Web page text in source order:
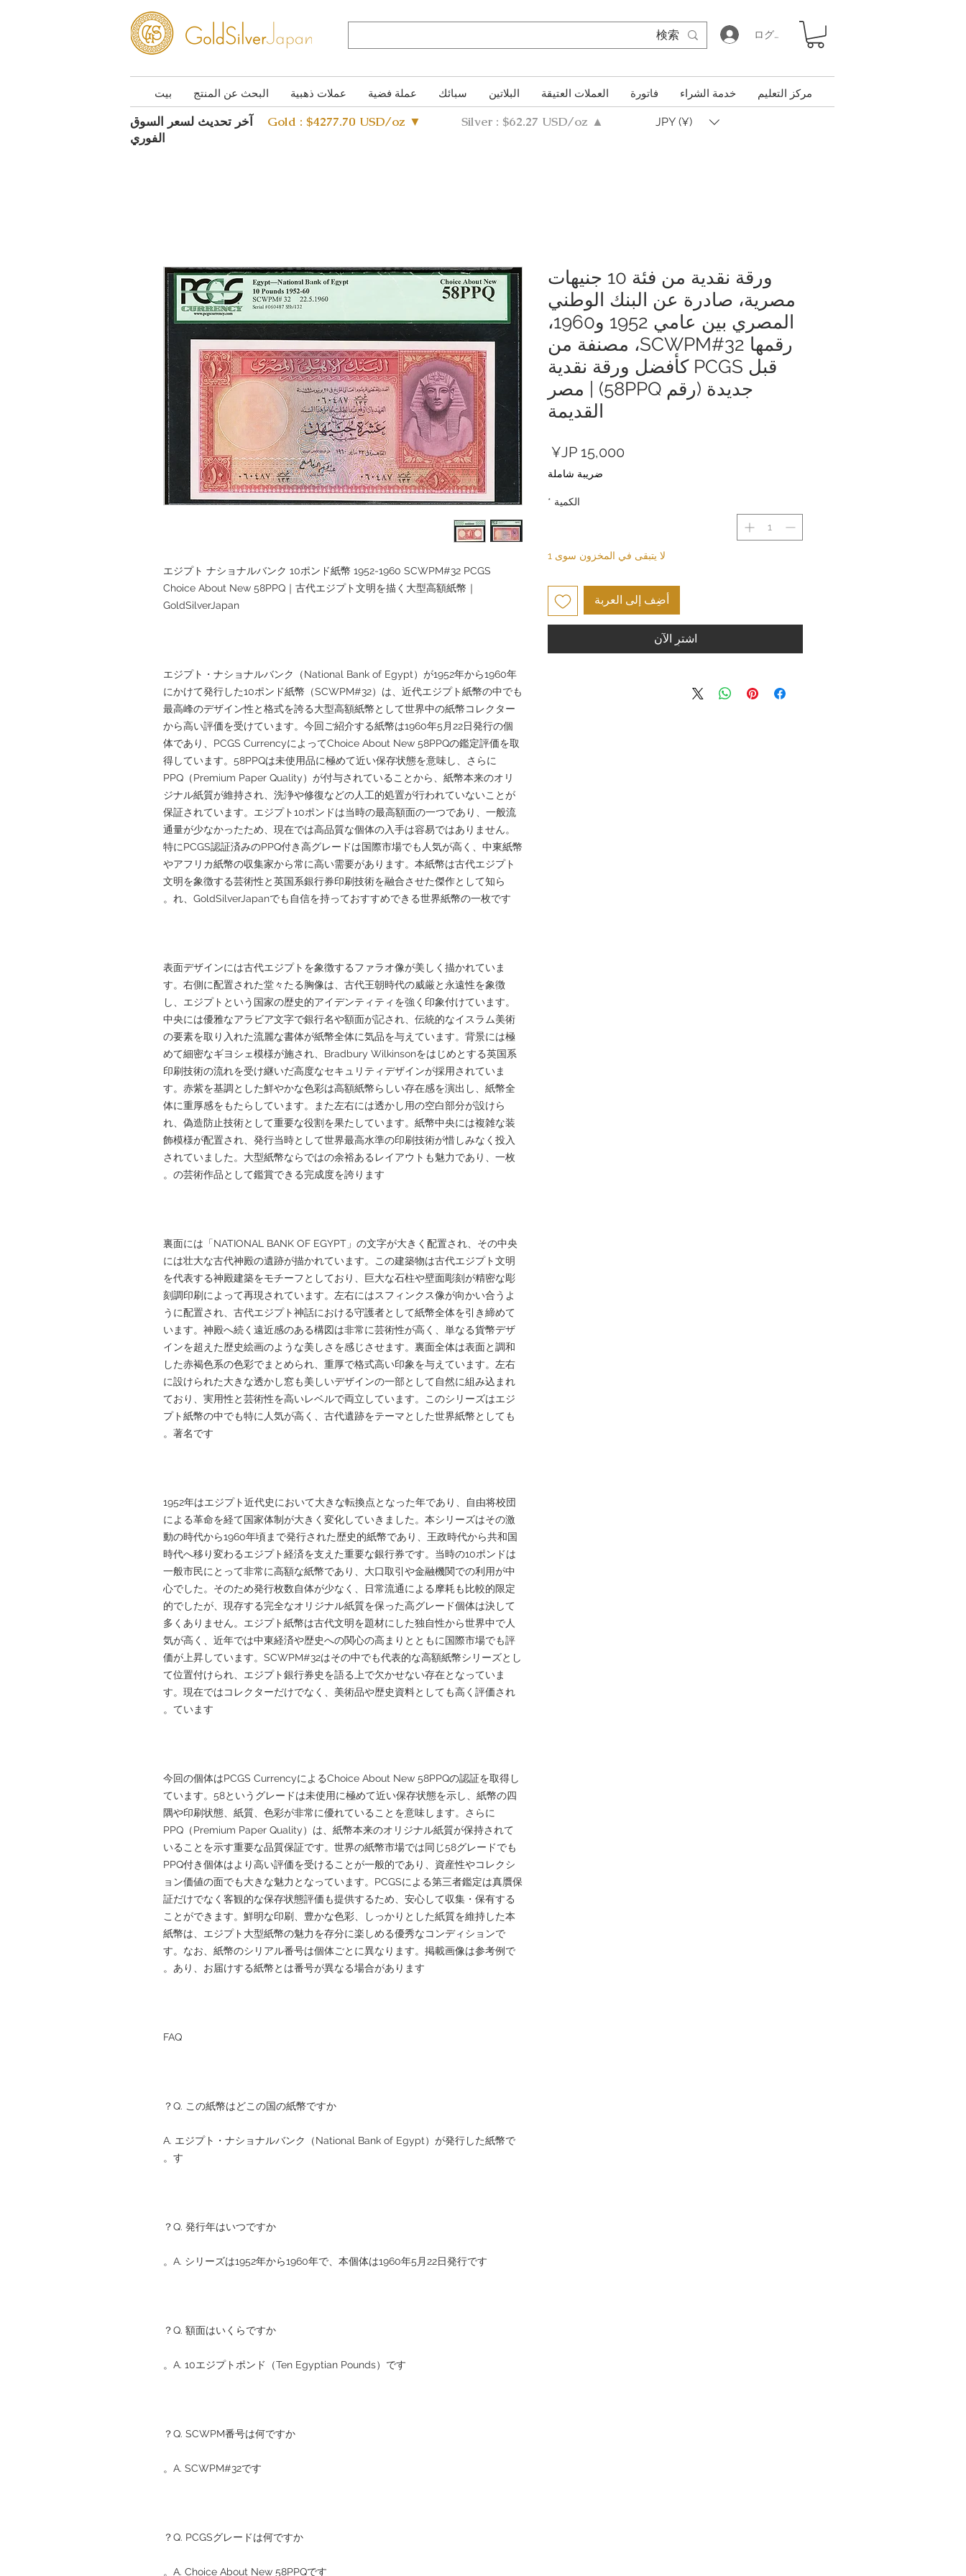
ログイン
بيت البحث عن المنتج عملات ذهبية عملة فضية سبائك البلاتين العملات العتيقة فاتورة خدمة الشراء مركز التعليم
آخر تحديث لسعر السوق
الفوري
Gold : $4277.70 USD/oz ▼ Silver : $62.27 USD/oz ▲ JPY (¥)
エジプト ナショナルバンク 10ポンド紙幣 1952-1960 SCWPM#32 PCGS
Choice About New 58PPQ｜古代エジプト文明を描く大型高額紙幣｜
GoldSilverJapan
エジプト・ナショナルバンク（National Bank of Egypt）が1952年から1960年
にかけて発行した10ポンド紙幣（SCWPM#32）は、近代エジプト紙幣の中でも
最高峰のデザイン性と格式を誇る大型高額紙幣として世界中の紙幣コレクター
から高い評価を受けています。今回ご紹介する紙幣は1960年5月22日発行の個
体であり、PCGS CurrencyによってChoice About New 58PPQの鑑定評価を取
得しています。58PPQは未使用品に極めて近い保存状態を意味し、さらに
PPQ（Premium Paper Quality）が付与されていることから、紙幣本来のオリ
ジナル紙質が維持され、洗浄や修復などの人工的処置が行われていないことが
保証されています。エジプト10ポンドは当時の最高額面の一つであり、一般流
通量が少なかったため、現在では高品質な個体の入手は容易ではありません。
特にPCGS認証済みのPPQ付き高グレードは国際市場でも人気が高く、中東紙幣
やアフリカ紙幣の収集家から常に高い需要があります。本紙幣は古代エジプト
文明を象徴する芸術性と英国系銀行券印刷技術を融合させた傑作として知ら
れ、GoldSilverJapanでも自信を持っておすすめできる世界紙幣の一枚です。
表面デザインには古代エジプトを象徴するファラオ像が美しく描かれていま
す。右側に配置された堂々たる胸像は、古代王朝時代の威厳と永遠性を象徴
し、エジプトという国家の歴史的アイデンティティを強く印象付けています。
中央には優雅なアラビア文字で銀行名や額面が記され、伝統的なイスラム美術
の要素を取り入れた流麗な書体が紙幣全体に気品を与えています。背景には極
めて細密なギヨシェ模様が施され、Bradbury Wilkinsonをはじめとする英国系
印刷技術の流れを受け継いだ高度なセキュリティデザインが採用されていま
す。赤紫を基調とした鮮やかな色彩は高額紙幣らしい存在感を演出し、紙幣全
体に重厚感をもたらしています。また左右には透かし用の空白部分が設けら
れ、偽造防止技術として重要な役割を果たしています。紙幣中央には複雑な装
飾模様が配置され、発行当時として世界最高水準の印刷技術が惜しみなく投入
されていました。大型紙幣ならではの余裕あるレイアウトも魅力であり、一枚
の芸術作品として鑑賞できる完成度を誇ります。
裏面には「NATIONAL BANK OF EGYPT」の文字が大きく配置され、その中央
には壮大な古代神殿の遺跡が描かれています。この建築物は古代エジプト文明
を代表する神殿建築をモチーフとしており、巨大な石柱や壁面彫刻が精密な彫
刻調印刷によって再現されています。左右にはスフィンクス像が向かい合うよ
うに配置され、古代エジプト神話における守護者として紙幣全体を引き締めて
います。神殿へ続く遠近感のある構図は非常に芸術性が高く、単なる貨幣デザ
インを超えた歴史絵画のような美しさを感じさせます。裏面全体は表面と調和
した赤褐色系の色彩でまとめられ、重厚で格式高い印象を与えています。左右
に設けられた大きな透かし窓も美しいデザインの一部として自然に組み込まれ
ており、実用性と芸術性を高いレベルで両立しています。このシリーズはエジ
プト紙幣の中でも特に人気が高く、古代遺跡をテーマとした世界紙幣としても
著名です。
1952年はエジプト近代史において大きな転換点となった年であり、自由将校団
による革命を経て国家体制が大きく変化していきました。本シリーズはその激
動の時代から1960年頃まで発行された歴史的紙幣であり、王政時代から共和国
時代へ移り変わるエジプト経済を支えた重要な銀行券です。当時の10ポンドは
一般市民にとって非常に高額な紙幣であり、大口取引や金融機関での利用が中
心でした。そのため発行枚数自体が少なく、日常流通による摩耗も比較的限定
的でしたが、現存する完全なオリジナル紙質を保った高グレード個体は決して
多くありません。エジプト紙幣は古代文明を題材にした独自性から世界中で人
気が高く、近年では中東経済や歴史への関心の高まりとともに国際市場でも評
価が上昇しています。SCWPM#32はその中でも代表的な高額紙幣シリーズとし
て位置付けられ、エジプト銀行券史を語る上で欠かせない存在となっていま
す。現在ではコレクターだけでなく、美術品や歴史資料としても高く評価され
ています。
今回の個体はPCGS CurrencyによるChoice About New 58PPQの認証を取得し
ています。58というグレードは未使用に極めて近い保存状態を示し、紙幣の四
隅や印刷状態、紙質、色彩が非常に優れていることを意味します。さらに
PPQ（Premium Paper Quality）は、紙幣本来のオリジナル紙質が保持されて
いることを示す重要な品質保証です。世界の紙幣市場では同じ58グレードでも
PPQ付き個体はより高い評価を受けることが一般的であり、資産性やコレクシ
ョン価値の面でも大きな魅力となっています。PCGSによる第三者鑑定は真贋保
証だけでなく客観的な保存状態評価も提供するため、安心して収集・保有する
ことができます。鮮明な印刷、豊かな色彩、しっかりとした紙質を維持した本
紙幣は、エジプト大型紙幣の魅力を存分に楽しめる優秀なコンディションで
す。なお、紙幣のシリアル番号は個体ごとに異なります。掲載画像は参考例で
あり、お届けする紙幣とは番号が異なる場合があります。
FAQ
Q. この紙幣はどこの国の紙幣ですか？
A. エジプト・ナショナルバンク（National Bank of Egypt）が発行した紙幣で
す。
Q. 発行年はいつですか？
A. シリーズは1952年から1960年で、本個体は1960年5月22日発行です。
Q. 額面はいくらですか？
A. 10エジプトポンド（Ten Egyptian Pounds）です。
Q. SCWPM番号は何ですか？
A. SCWPM#32です。
Q. PCGSグレードは何ですか？
A. Choice About New 58PPQです。
ورقة نقدية من فئة 10 جنيهات
مصرية، صادرة عن البنك الوطني
المصري بين عامي 1952 و1960،
رقمها SCWPM#32، مصنفة من
قبل PCGS كأفضل ورقة نقدية
جديدة (رقم 58PPQ) | مصر
القديمة
السعر
ضريبة شاملة
الكمية *
لا يتبقى في المخزون سوى 1
أضِف إلى العربة
اشترِ الآن